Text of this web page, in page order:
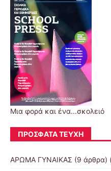
Μια φορά και ένα...σκολειό
ΠΡΌΣΦΑΤΑ ΤΕΎΧΗ
ΑΡΩΜΑ ΓΥΝΑΙΚΑΣ (9 άρθρα)